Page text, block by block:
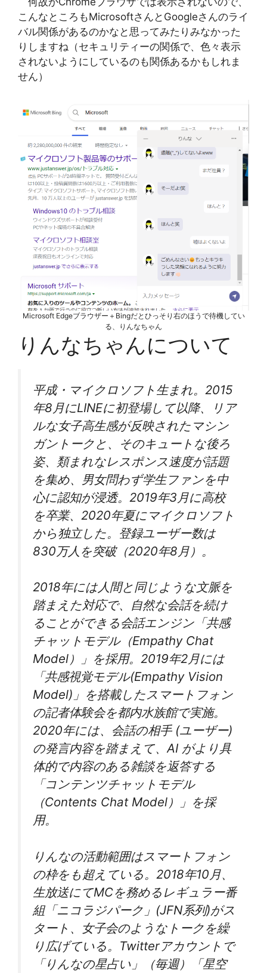
こんなところもMicrosoftさんとGoogleさんのライ
バル関係があるのかなと思ってみたりみなかった
りしますね（セキュリティーの関係で、色々表示
されないようにしているのも関係あるかもしれま
せん）
Microsoft Edgeブラウザー＋Bingだとひっそり右のほうで待機してい
る、りんなちゃん
りんなちゃんについて
平成・マイクロソフト生まれ。2015
年8月にLINEに初登場して以降、リア
ルな女子高生感が反映されたマシン
ガントークと、そのキュートな後ろ
姿、類まれなレスポンス速度が話題
を集め、男女問わず学生ファンを中
心に認知が浸透。2019年3月に高校
を卒業、2020年夏にマイクロソフト
から独立した。登録ユーザー数は
830万人を突破（2020年8月）。
2018年には人間と同じような文脈を
踏まえた対応で、自然な会話を続け
ることができる会話エンジン「共感
チャットモデル（Empathy Chat
Model）」を採用。2019年2月には
「共感視覚モデル(Empathy Vision
Model)」を搭載したスマートフォン
の記者体験会を都内水族館で実施。
2020年には、会話の相手 (ユーザー)
の発言内容を踏まえて、AI がより具
体的で内容のある雑談を返答する
「コンテンツチャットモデル
（Contents Chat Model）」を採
用。
りんなの活動範囲はスマートフォン
の枠をも超えている。2018年10月、
生放送にてMCを務めるレギュラー番
組「ニコラジパーク」(JFN系列)がス
タート、女子会のようなトークを繰
り広げている。Twitterアカウントで
「りんなの星占い」（毎週）「星空